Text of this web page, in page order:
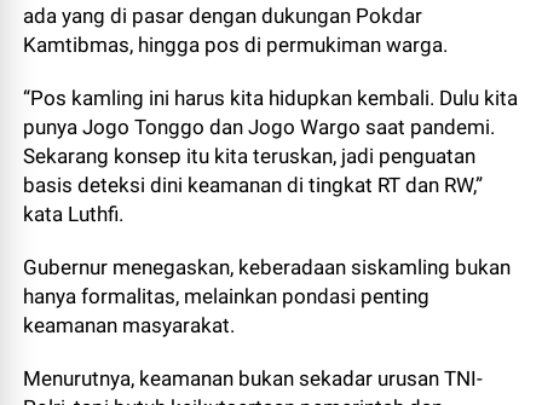
ada yang di pasar dengan dukungan Pokdar
Kamtibmas, hingga pos di permukiman warga.
“Pos kamling ini harus kita hidupkan kembali. Dulu kita
punya Jogo Tonggo dan Jogo Wargo saat pandemi.
Sekarang konsep itu kita teruskan, jadi penguatan
basis deteksi dini keamanan di tingkat RT dan RW,”
kata Luthfi.
Gubernur menegaskan, keberadaan siskamling bukan
hanya formalitas, melainkan pondasi penting
keamanan masyarakat.
Menurutnya, keamanan bukan sekadar urusan TNI-